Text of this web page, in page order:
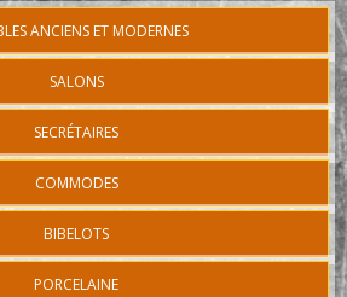
ANCIENS ET MODERNES
SALONS
SECRÉTAIRES
COMMODES
BIBELOTS
PORCELAINE